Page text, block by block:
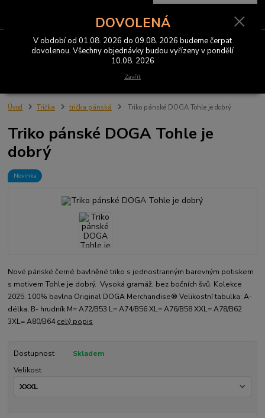
Menu
0 Kč
Úvod Trička trička pánská Triko pánské DOGA Tohle je dobrý
Triko pánské DOGA Tohle je
dobrý
Novinka
Nové pánské černé bavlněné triko s jednostranným barevným potiskem
s motivem Tohle je dobrý. Vysoká gramáž, bez bočních švů. Kolekce
2025. 100% bavlna Original DOGA Merchandise® Velikostní tabulka: A-
délka, B- hrudník M= A72/B53 L= A74/B56 XL= A76/B58 XXL= A78/B62
3XL= A80/B64celý popis
Dostupnost
Skladem
Velikost
DOVOLENÁ
V období od 01.08. 2026 do 09.08. 2026 budeme čerpat
dovolenou. Všechny objednávky budou vyřízeny v pondělí
10.08. 2026
Zavřít